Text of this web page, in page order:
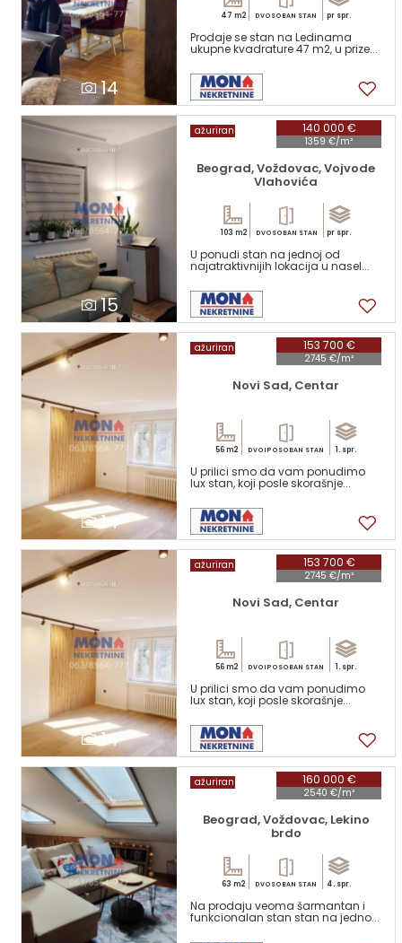
14
47 m2 DVOSOBAN STAN pr spr.
Prodaje se stan na Ledinama
ukupne kvadrature 47 m2, u prize...
15
140 000 €
1359 €/m²
ažuriran
Beograd, Voždovac, Vojvode
Vlahovića
103 m2 DVOSOBAN STAN pr spr.
U ponudi stan na jednoj od
najatraktivnijih lokacija u nasel...
14
153 700 €
2745 €/m²
ažuriran
Novi Sad, Centar
56 m2 DVOIPOSOBAN STAN 1. spr.
U prilici smo da vam ponudimo
lux stan, koji posle skorašnje...
14
153 700 €
2745 €/m²
ažuriran
Novi Sad, Centar
56 m2 DVOIPOSOBAN STAN 1. spr.
U prilici smo da vam ponudimo
lux stan, koji posle skorašnje...
160 000 €
2540 €/m²
ažuriran
Beograd, Voždovac, Lekino
brdo
63 m2 DVOSOBAN STAN 4. spr.
Na prodaju veoma šarmantan i
funkcionalan stan stan na jedno...